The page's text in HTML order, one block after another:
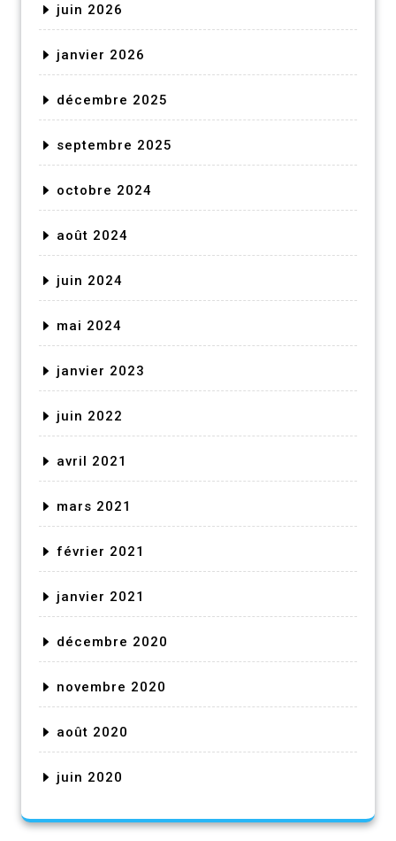
juin 2026
janvier 2026
décembre 2025
septembre 2025
octobre 2024
août 2024
juin 2024
mai 2024
janvier 2023
juin 2022
avril 2021
mars 2021
février 2021
janvier 2021
décembre 2020
novembre 2020
août 2020
juin 2020